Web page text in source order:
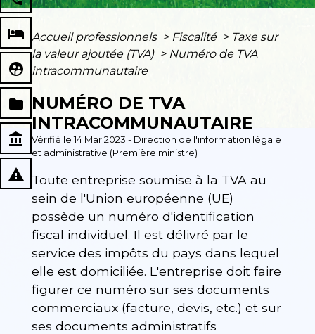
local_hotel
supervised_user_circle
folder
account_balance
report_problem
Accueil professionnels > Fiscalité > Taxe sur
la valeur ajoutée (TVA) > Numéro de TVA
intracommunautaire
NUMÉRO DE TVA
INTRACOMMUNAUTAIRE
Vérifié le 14 Mar 2023 - Direction de l'information légale
et administrative (Première ministre)
Toute entreprise soumise à la TVA au
sein de l'Union européenne (UE)
possède un numéro d'identification
fiscal individuel. Il est délivré par le
service des impôts du pays dans lequel
elle est domiciliée. L'entreprise doit faire
figurer ce numéro sur ses documents
commerciaux (facture, devis, etc.) et sur
ses documents administratifs